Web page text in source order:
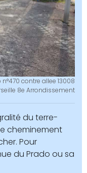
contre allee 13008
8e Arrondissement
du terre-
cheminement
Pour
du Prado ou sa